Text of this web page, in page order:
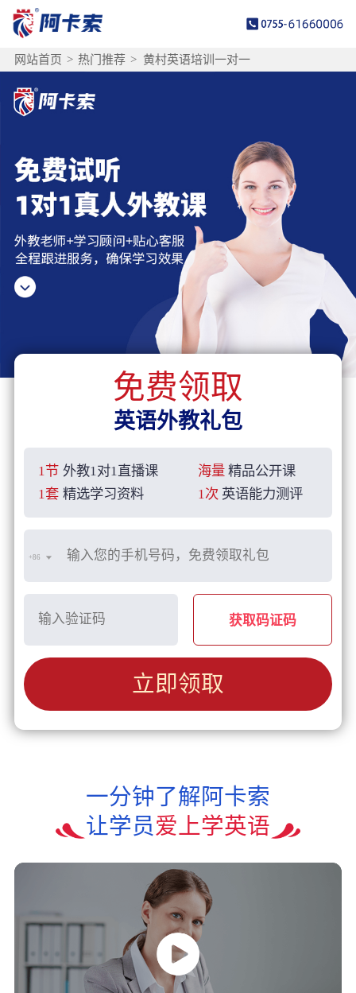
网站首页 > 热门推荐 > 黄村英语培训一对一
免费领取
英语外教礼包
1节 外教1对1直播课 海量 精品公开课
1套 精选学习资料 1次 英语能力测评
+86
获取码证码
立即领取
一分钟了解阿卡索
让学员爱上学英语